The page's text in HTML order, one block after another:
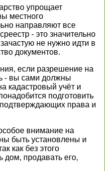
упрощает
местного
направляют все
- это значительно
не нужно идти в
документов.
если разрешение на
- вы сами должны
кадастровый учёт и
подготовить
права и
внимание на
быть установлены и
как без этого
дом, продавать его,